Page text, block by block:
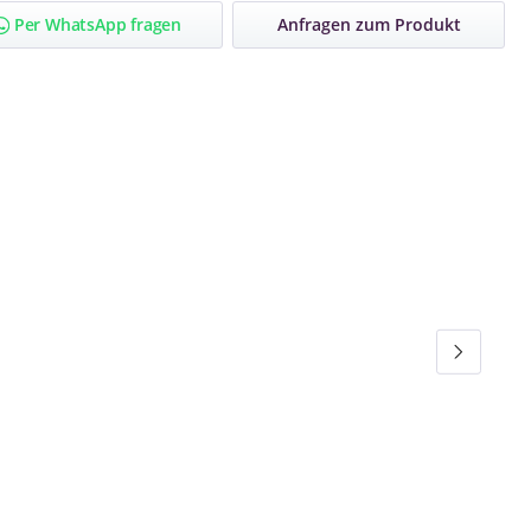
Per WhatsApp fragen Anfragen zum Produkt